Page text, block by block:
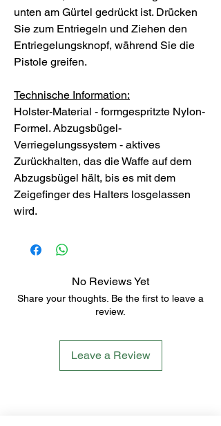
unten am Gürtel gedrückt ist. Drücken
Sie zum Entriegeln und Ziehen den
Entriegelungsknopf, während Sie die
Pistole greifen.
Technische Information:
Holster-Material - formgespritzte Nylon-
Formel. Abzugsbügel-
Verriegelungssystem - aktives
Zurückhalten, das die Waffe auf dem
Abzugsbügel hält, bis es mit dem
Zeigefinger des Halters losgelassen
wird.
No Reviews Yet
Share your thoughts. Be the first to leave a
review.
Leave a Review